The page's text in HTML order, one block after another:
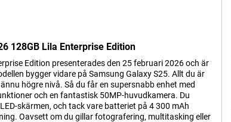
128GB Lila Enterprise Edition
Edition presenterades den 25 februari 2026 och är
bygger vidare på Samsung Galaxy S25. Allt du är
högre nivå. Så du får en supersnabb enhet med
och en fantastisk 50MP-huvudkamera. Du
skärmen, och tack vare batteriet på 4 300 mAh
Oavsett om du gillar fotografering, multitasking eller